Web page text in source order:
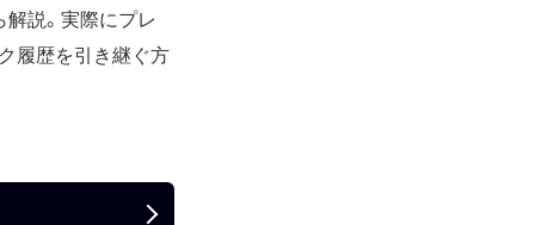
説。実際にプレ
履歴を引き継ぐ方